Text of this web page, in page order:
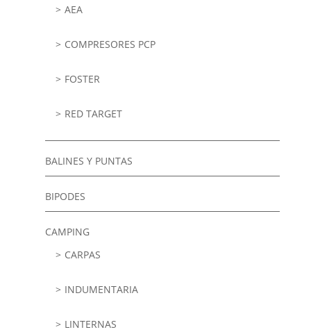
AEA
COMPRESORES PCP
FOSTER
RED TARGET
BALINES Y PUNTAS
BIPODES
CAMPING
CARPAS
INDUMENTARIA
LINTERNAS